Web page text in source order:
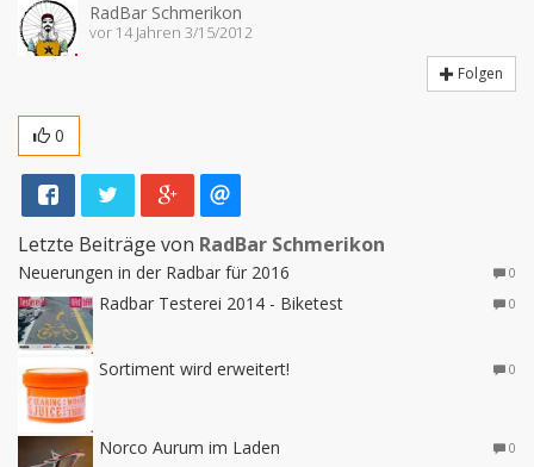
RadBar Schmerikon
vor 14 Jahren 3/15/2012
Folgen
0
Letzte Beiträge von RadBar Schmerikon
Neuerungen in der Radbar für 2016 0
Radbar Testerei 2014 - Biketest 0
Sortiment wird erweitert! 0
Norco Aurum im Laden 0